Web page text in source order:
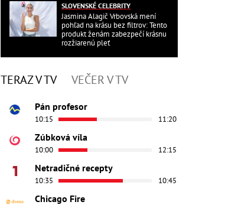
SLOVENSKÉ CELEBRITY
Jasmina Alagič Vrbovská mení
pohľad na krásu bez filtrov: Tento
produkt ženám zabezpečí krásnu
rozžiarenú pleť
TERAZ V TV VEČER V TV
Pán profesor
10:15 11:20
Zúbková víla
10:00 12:15
Netradičné recepty
10:35 10:45
Chicago Fire